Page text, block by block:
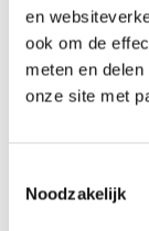
en
ook om de
meten en
onze site met
Noodzakelijk